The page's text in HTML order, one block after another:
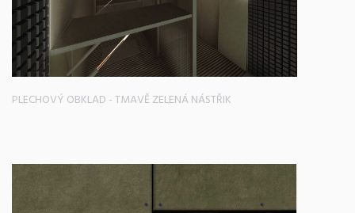
PLECHOVÝ OBKLAD - TMAVĚ ZELENÁ NÁSTŘIK